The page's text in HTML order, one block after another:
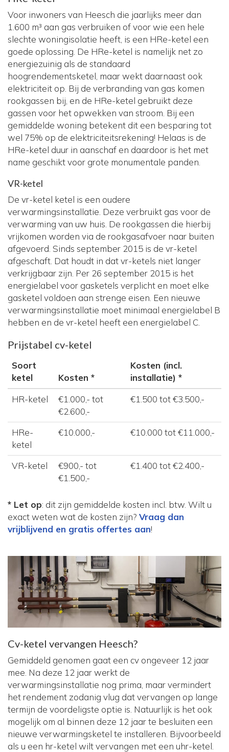
Voor inwoners van Heesch die jaarlijks meer dan
1.600 m³ aan gas verbruiken of voor wie een hele
slechte woningisolatie heeft, is een HRe-ketel een
goede oplossing. De HRe-ketel is namelijk net zo
energiezuinig als de standaard
hoogrendementsketel, maar wekt daarnaast ook
elektriciteit op. Bij de verbranding van gas komen
rookgassen bij, en de HRe-ketel gebruikt deze
gassen voor het opwekken van stroom. Bij een
gemiddelde woning betekent dit een besparing tot
wel 75% op de elektriciteitsrekening! Helaas is de
HRe-ketel duur in aanschaf en daardoor is het met
name geschikt voor grote monumentale panden.
VR-ketel
De vr-ketel ketel is een oudere
verwarmingsinstallatie. Deze verbruikt gas voor de
verwarming van uw huis. De rookgassen die hierbij
vrijkomen worden via de rookgasafvoer naar buiten
afgevoerd. Sinds september 2015 is de vr-ketel
afgeschaft. Dat houdt in dat vr-ketels niet langer
verkrijgbaar zijn. Per 26 september 2015 is het
energielabel voor gasketels verplicht en moet elke
gasketel voldoen aan strenge eisen. Een nieuwe
verwarmingsinstallatie moet minimaal energielabel B
hebben en de vr-ketel heeft een energielabel C.
Prijstabel cv-ketel
Soort
ketel
Kosten *
Kosten (incl.
installatie) *
HR-ketel
€1.000,- tot
€2.600,-
€1.500 tot €3.500,-
HRe-
ketel
€10.000,- €10.000 tot €11.000,-
VR-ketel
€900,- tot
€1.500,-
€1.400 tot €2.400,-
* Let op: dit zijn gemiddelde kosten incl. btw. Wilt u
exact weten wat de kosten zijn? Vraag dan
vrijblijvend en gratis offertes aan!
Cv-ketel vervangen Heesch?
Gemiddeld genomen gaat een cv ongeveer 12 jaar
mee. Na deze 12 jaar werkt de
verwarmingsinstallatie nog prima, maar vermindert
het rendement zodanig vlug dat vervangen op lange
termijn de voordeligste optie is. Natuurlijk is het ook
mogelijk om al binnen deze 12 jaar te besluiten een
nieuwe verwarmingsketel te installeren. Bijvoorbeeld
als u een hr-ketel wilt vervangen met een uhr-ketel.